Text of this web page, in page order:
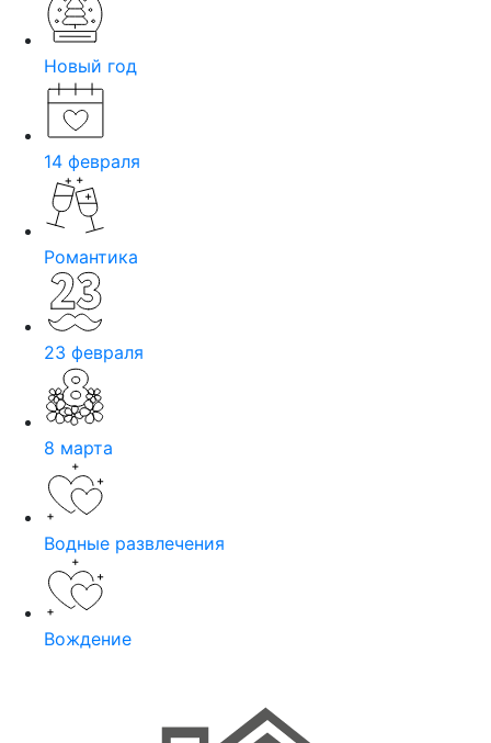
Новый год
14 февраля
Романтика
23 февраля
8 марта
Водные развлечения
Вождение